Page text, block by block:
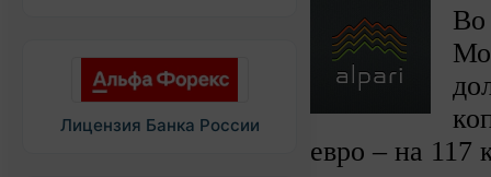
Лицензия Банка России
Во
евро – на 117